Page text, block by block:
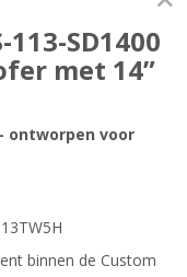
SD1400
met 14”
ontworpen voor
binnen de Custom